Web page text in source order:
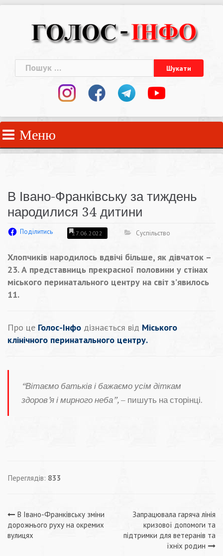
Пошук:
Меню
В Івано-Франківську за тиждень
народилися 34 дитини
Поділитись 27.06.2022 Суспільство
Хлопчиків народилось вдвічі більше, як дівчаток –
23. А представниць прекрасної половини у стінах
міського перинатального центру на світ з’явилось
11.
Про це Голос-Інфо дізнається від Міського
клінічного перинатального центру.
“Вітаємо батьків і бажаємо усім діткам
здоров’я і мирного неба”, – пишуть на сторінці.
Переглядів: 833
Навігація
записів
В Івано-Франківську зміни
дорожнього руху на окремих
вулицях
Запрацювала гаряча лінія
кризової допомоги та
підтримки для ветеранів та
їхніх родин